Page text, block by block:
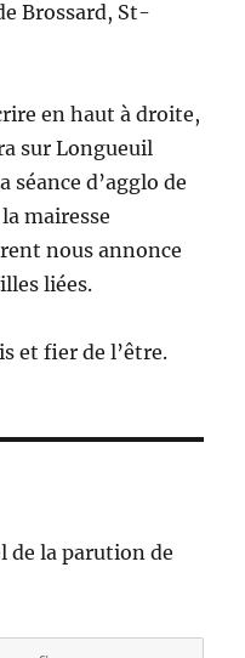
Brossard, St-
en haut à droite,
sur Longueuil
d’agglo de
mairesse
nous annonce
liées.
et fier de l’être.
de la parution de